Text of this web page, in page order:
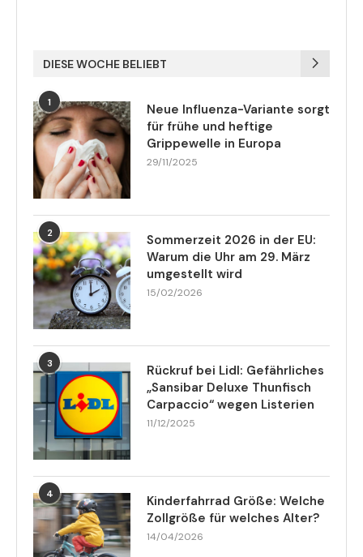
DIESE WOCHE BELIEBT
1
Neue Influenza-Variante sorgt
für frühe und heftige
Grippewelle in Europa
29/11/2025
2
Sommerzeit 2026 in der EU:
Warum die Uhr am 29. März
umgestellt wird
15/02/2026
3
Rückruf bei Lidl: Gefährliches
„Sansibar Deluxe Thunfisch
Carpaccio“ wegen Listerien
11/12/2025
4
Kinderfahrrad Größe: Welche
Zollgröße für welches Alter?
14/04/2026